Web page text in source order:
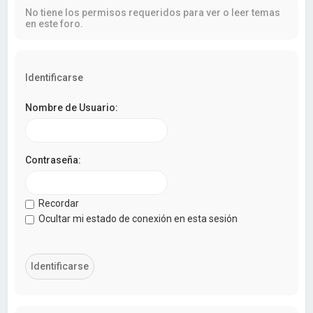
No tiene los permisos requeridos para ver o leer temas
en este foro.
Identificarse
Nombre de Usuario:
Contraseña:
Recordar
Ocultar mi estado de conexión en esta sesión